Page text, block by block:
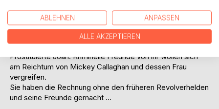
Stück Weideland gekommen. Sie beschließen, das Land
günstig Siedlern zur Verfügung zu stellen.
Ein Freund von Mickey Callaghan setzt sich für den Bau der
Eisenbahn nach Gillette ein und verliebt sich dabei in die
Prostituierte Joan. Kriminelle Freunde von ihr wollen sich
am Reichtum von Mickey Callaghan und dessen Frau
vergreifen.
Sie haben die Rechnung ohne den früheren Revolverhelden
und seine Freunde gemacht ...
ABLEHNEN ANPASSEN
ALLE AKZEPTIEREN